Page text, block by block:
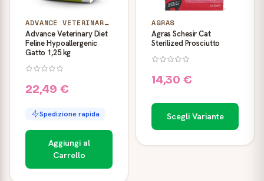
ADVANCE VETERINARY DIET
Advance Veterinary Diet
Feline Hypoallergenic
Gatto 1,25 kg
22,49 €
Spedizione rapida
Aggiungi al
Carrello
AGRAS
Agras Schesir Cat
Sterilized Prosciutto
14,30 €
Scegli Variante